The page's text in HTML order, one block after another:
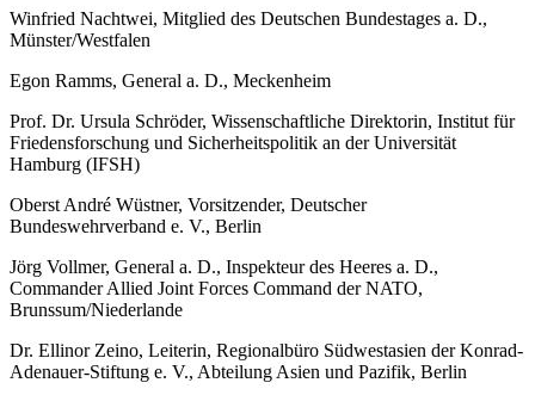
Winfried Nachtwei, Mitglied des Deutschen Bundestages a. D.,
Münster/Westfalen
Egon Ramms, General a. D., Meckenheim
Prof. Dr. Ursula Schröder, Wissenschaftliche Direktorin, Institut für
Friedensforschung und Sicherheitspolitik an der Universität
Hamburg (IFSH)
Oberst André Wüstner, Vorsitzender, Deutscher
Bundeswehrverband e. V., Berlin
Jörg Vollmer, General a. D., Inspekteur des Heeres a. D.,
Commander Allied Joint Forces Command der NATO,
Brunssum/Niederlande
Dr. Ellinor Zeino, Leiterin, Regionalbüro Südwestasien der Konrad-
Adenauer-Stiftung e. V., Abteilung Asien und Pazifik, Berlin